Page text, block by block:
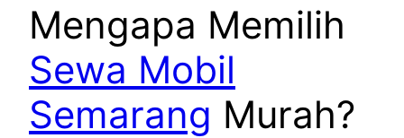
Mengapa Memilih
Sewa Mobil
Semarang Murah?